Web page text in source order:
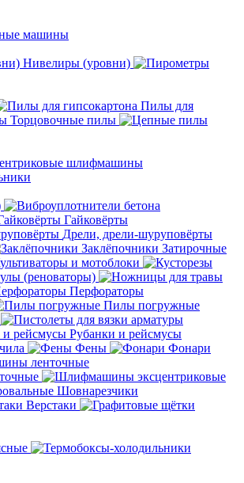
машины
Нивелиры (уровни)
Пилы для
Торцовочные пилы
шлифмашины
Гайковёрты
Дрели, дрели-шуруповёрты
Заклёпочники Затирочные
и мотоблоки
(реноваторы)
Перфораторы
Пилы погружные
Рубанки и рейсмусы
Фены
Фонари
ленточные
Шовнарезчики
Верстаки